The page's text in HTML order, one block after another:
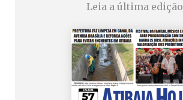
Leia a última edição